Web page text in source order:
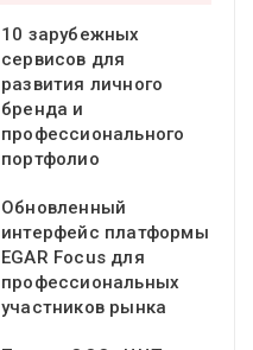
10 зарубежных
сервисов для
развития личного
бренда и
профессионального
портфолио
Обновленный
интерфейс платформы
EGAR Focus для
профессиональных
участников рынка